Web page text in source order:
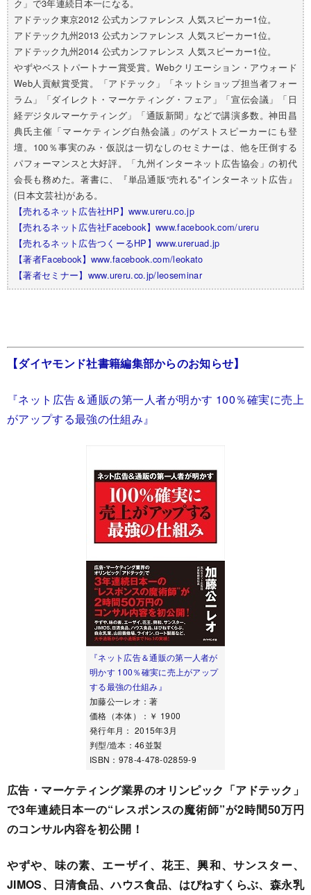
ク」で3年連続日本一になる。
アドテック東京2012 公式カンファレンス 人気スピーカー1位。
アドテック九州2013 公式カンファレンス 人気スピーカー1位。
アドテック九州2014 公式カンファレンス 人気スピーカー1位。
やずやベストパートナー賞受賞。Webクリエーション・アウォード
Web人貢献賞受賞。「アドテック」「ネットショップ担当者フォー
ラム」「ダイレクト・マーケティング・フェア」「宣伝会議」「日
経デジタルマーケティング」「通販新聞」などで講演多数。神田昌
典氏主催「マーケティング白熱会議」のゲストスピーカーにも登
壇。100％事実のみ・仮説は一切なしのセミナーは、他を圧倒する
パフォーマンスと大好評。「九州インターネット広告協会」の初代
会長も務めた。著書に、『単品通販“売れる"インターネット広告』
(日本文芸社)がある。
【売れるネット広告社HP】www.ureru.co.jp
【売れるネット広告社Facebook】www.facebook.com/ureru
【売れるネット広告つくーるHP】www.ureruad.jp
【著者Facebook】www.facebook.com/leokato
【著者セミナー】www.ureru.co.jp/leoseminar
【ダイヤモンド社書籍編集部からのお知らせ】
『ネット広告＆通販の第一人者が明かす 100％確実に売上
がアップする最強の仕組み』
『ネット広告＆通販の第一人者が
明かす 100％確実に売上がアップ
する最強の仕組み』
加藤公一レオ：著
価格（本体）：￥ 1900
発行年月： 2015年3月
判型/造本：46並製
ISBN：978-4-478-02859-9
広告・マーケティング業界のオリンピック「アドテック」
で3年連続日本一の“レスポンスの魔術師”が2時間50万円
のコンサル内容を初公開！
やずや、味の素、エーザイ、花王、興和、サンスター、
JIMOS、日清食品、ハウス食品、はぴねすくらぶ、森永乳